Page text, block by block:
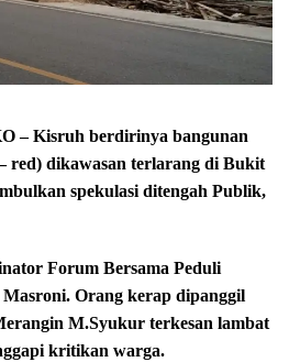
– Kisruh berdirinya bangunan
red) dikawasan terlarang di Bukit
spekulasi ditengah Publik,
Forum Bersama Peduli
Orang kerap dipanggil
M.Syukur terkesan lambat
kritikan warga.